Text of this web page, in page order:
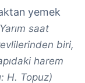
yemek
Yarım saat
biri,
harem
H. Topuz)